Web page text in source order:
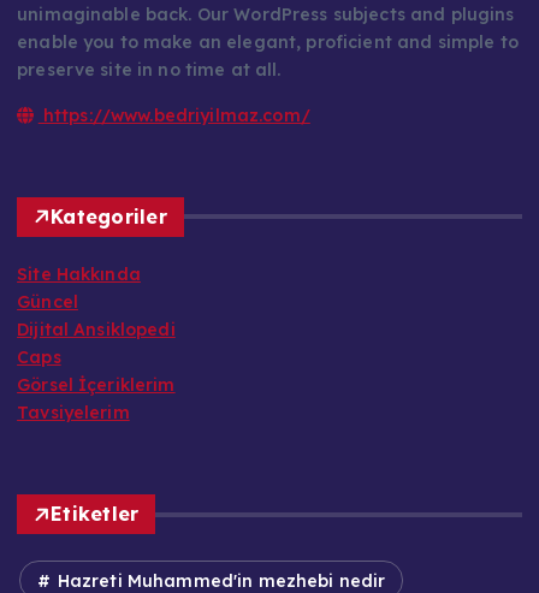
unimaginable back. Our WordPress subjects and plugins
enable you to make an elegant, proficient and simple to
preserve site in no time at all.
https://www.bedriyilmaz.com/
Kategoriler
Site Hakkında
Güncel
Dijital Ansiklopedi
Caps
Görsel İçeriklerim
Tavsiyelerim
Etiketler
Hazreti Muhammed'in mezhebi nedir